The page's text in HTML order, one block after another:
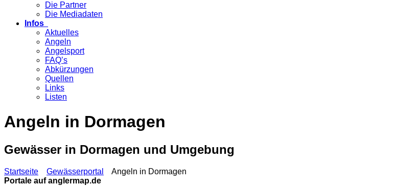
Die Partner
Die Mediadaten
Infos
Aktuelles
Angeln
Angelsport
FAQ’s
Abkürzungen
Quellen
Links
Listen
Angeln in Dormagen
Gewässer in Dormagen und Umgebung
Startseite Gewässerportal
Angeln in Dormagen
Portale aufanglermap.de